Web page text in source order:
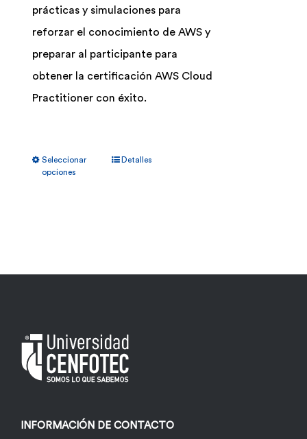
prácticas y simulaciones para
reforzar el conocimiento de AWS y
preparar al participante para
obtener la certificación AWS Cloud
Practitioner con éxito.
Seleccionar
opciones
elegir
en
de
Detalles
INFORMACIÓN DE CONTACTO